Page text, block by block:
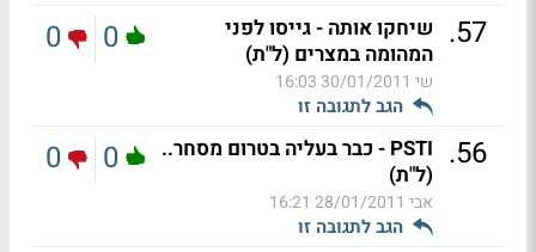
57
. שיחקו אותה - גייסו לפני
המהומה במצרים (ל"ת)
שי 30/01/2011 16:03
הגב לתגובה זו
0
0
56
.
PSTI - כבר בעליה בטרום מסחר..
(ל"ת)
אבי 28/01/2011 16:21
הגב לתגובה זו
0
0